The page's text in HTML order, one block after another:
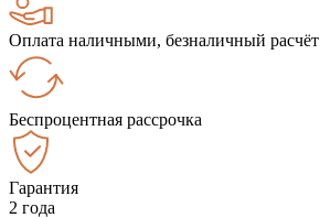
Оплата наличными, безналичный расчёт
Беспроцентная рассрочка
Гарантия
2 года